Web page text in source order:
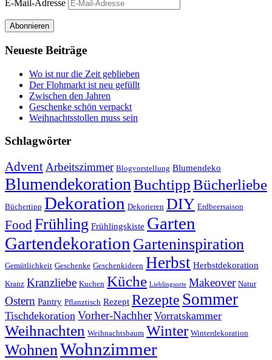
E-Mail-Adresse
Abonnieren
Neueste Beiträge
Wo ist nur die Zeit geblieben
Der Flohmarkt ist neu gefüllt
Zwischen den Jahren
Geschenke schön verpackt
Weihnachtsstollen muss sein
Schlagwörter
Advent Arbeitszimmer Blogvorstellung Blumendeko
Blumendekoration BuchtippBücherliebe
Büchertipp Dekoration Dekorieren DIY Erdbeersaison
FoodFrühling Frühlingskiste Garten
Gartendekoration Garteninspiration
Gemütlichkeit Geschenke Geschenkideen Herbst Herbstdekoration
Kranz Kranzliebe Kuchen Küche Lieblingsorte Makeover Natur
Ostern Pantry Pflanztisch Rezept Rezepte Sommer
Tischdekoration Vorher-Nachher Vorratskammer
Weihnachten Weihnachtsbaum Winter Winterdekoration
WohnenWohnzimmer